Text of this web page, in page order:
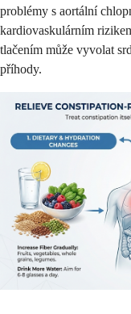
problémy s aortální
kardiovaskulárním
tlačením může vyvolat
příhody.